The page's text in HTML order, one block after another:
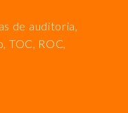
de auditoria,
TOC, ROC,